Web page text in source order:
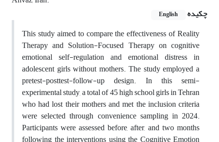
چکیده
English
This study aimed to compare the effectiveness of Reality
Therapy and Solution-Focused Therapy on cognitive
emotional self-regulation and emotional distress in
adolescent girls without mothers. The study employed a
pretest-posttest-follow-up design. In this semi-
experimental study, a total of 45 high school girls in Tehran
who had lost their mothers and met the inclusion criteria
were selected through convenience sampling in 2024.
Participants were assessed before, after, and two months